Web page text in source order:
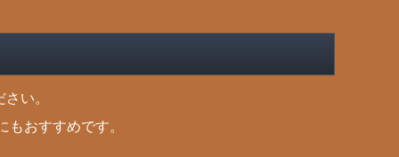
い。
おすすめです。